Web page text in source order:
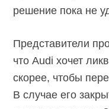
решение пока не
Представители
что Audi хочет
скорее, чтобы
В случае его